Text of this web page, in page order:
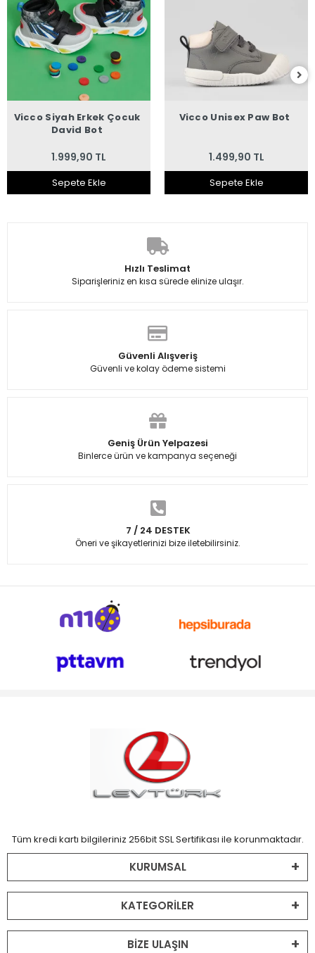
Vicco Siyah Erkek Çocuk
David Bot
1.999,90 TL
Sepete Ekle
Vicco Unisex Paw Bot
1.499,90 TL
Sepete Ekle
Hızlı Teslimat
Siparişleriniz en kısa sürede elinize ulaşır.
Güvenli Alışveriş
Güvenli ve kolay ödeme sistemi
Geniş Ürün Yelpazesi
Binlerce ürün ve kampanya seçeneği
7 / 24 DESTEK
Öneri ve şikayetlerinizi bize iletebilirsiniz.
Tüm kredi kartı bilgileriniz 256bit SSL Sertifikası ile korunmaktadır.
KURUMSAL
KATEGORİLER
BİZE ULAŞIN